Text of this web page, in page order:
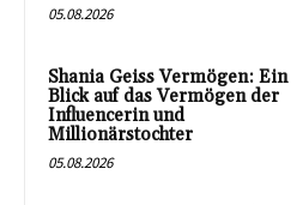
05.08.2026
Shania Geiss Vermögen: Ein
Blick auf das Vermögen der
Influencerin und
Millionärstochter
05.08.2026